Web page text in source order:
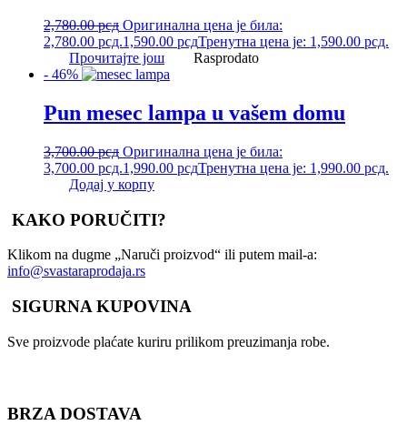
2,780.00рсд Оригинална цена је била:
2,780.00 рсд.1,590.00 рсдТренутна цена је: 1,590.00 рсд.
Прочитајте још
Rasprodato
- 46%
Pun mesec lampa u vašem domu
3,700.00рсд Оригинална цена је била:
3,700.00 рсд.1,990.00 рсдТренутна цена је: 1,990.00 рсд.
Додај у корпу
KAKO PORUČITI?
Klikom na dugme „Naruči proizvod“ ili putem mail-a:
info@svastaraprodaja.rs
SIGURNA KUPOVINA
Sve proizvode plaćate kuriru prilikom preuzimanja robe.
BRZA DOSTAVA